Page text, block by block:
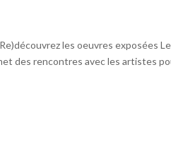
les oeuvres exposées Le
des rencontres avec les artistes